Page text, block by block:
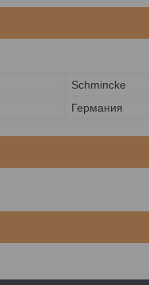
Schmincke
Германия